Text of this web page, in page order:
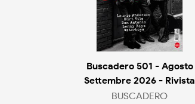
Buscadero 501 - Agosto
Settembre 2026 - Rivista
BUSCADERO